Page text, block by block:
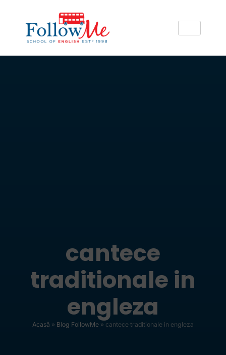
cantece
traditionale in
engleza
Acasă » Blog FollowMe » cantece traditionale in engleza